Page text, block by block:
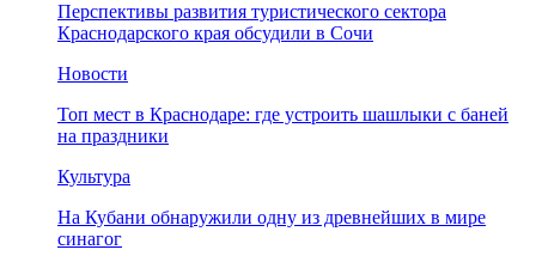
Перспективы развития туристического сектора
Краснодарского края обсудили в Сочи
Новости
Топ мест в Краснодаре: где устроить шашлыки с баней
на праздники
Культура
На Кубани обнаружили одну из древнейших в мире
синагог